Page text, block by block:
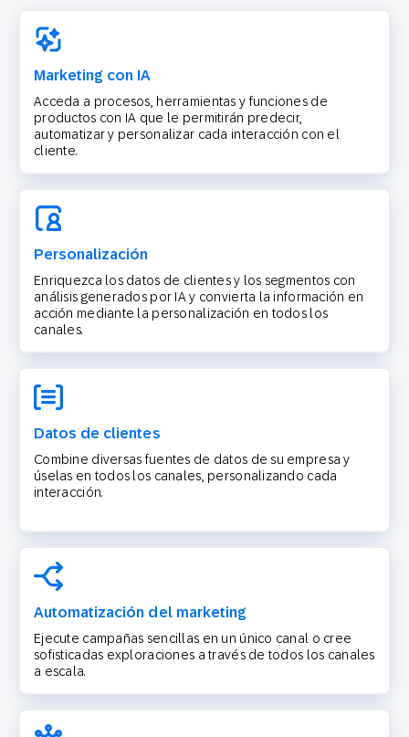
Marketing con IA
Acceda a procesos, herramientas y funciones de
productos con IA que le permitirán predecir,
automatizar y personalizar cada interacción con el
cliente.
Personalización
Enriquezca los datos de clientes y los segmentos con
análisis generados por IA y convierta la información en
acción mediante la personalización en todos los
canales.
Datos de clientes
Combine diversas fuentes de datos de su empresa y
úselas en todos los canales, personalizando cada
interacción.
Automatización del marketing
Ejecute campañas sencillas en un único canal o cree
sofisticadas exploraciones a través de todos los canales
a escala.